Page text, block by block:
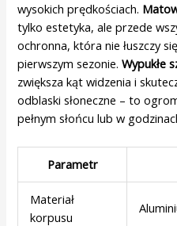
wysokich prędkościach.
tylko estetyka, ale przede
ochronna, która nie łuszczy
pierwszym sezonie.Wypukłe
zwiększa kąt widzenia i
odblaski słoneczne – to
pełnym słońcu lub w
Parametr
Materiał
korpusu